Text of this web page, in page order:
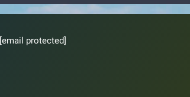
[email protected]